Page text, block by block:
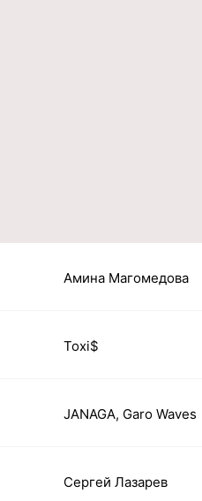
Амина Магомедова
Toxi$
JANAGA, Garo Waves
Сергей Лазарев